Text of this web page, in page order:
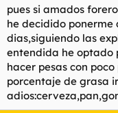
r
e
l
t
e
m
a
n
c
i
o
pues si amados
he decidido ponerme
dias,siguiendo las
entendida he optado
hacer pesas con
porcentaje de grasa